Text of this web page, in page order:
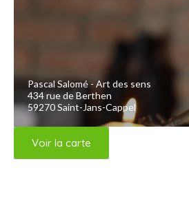
Pascal Salomé - Art des sens
434 rue de Berthen
59270 Saint-Jans-Cappel
Voir la carte